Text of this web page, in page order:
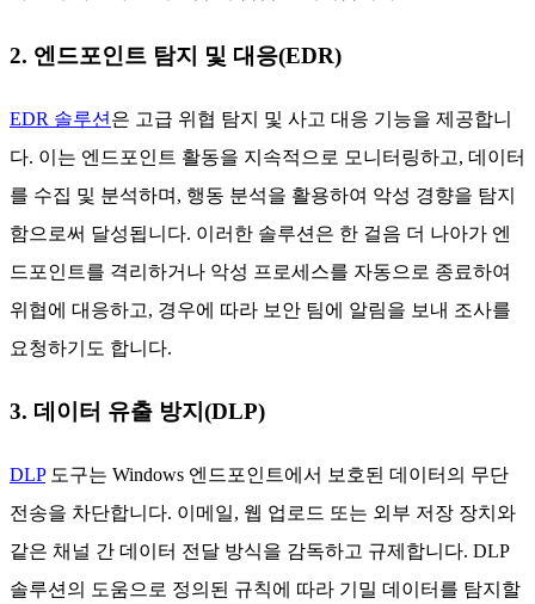
2. 엔드포인트 탐지 및 대응(EDR)
EDR 솔루션 은 고급 위협 탐지 및 사고 대응 기능을 제공합니
다. 이는 엔드포인트 활동을 지속적으로 모니터링하고, 데이터
를 수집 및 분석하며, 행동 분석을 활용하여 악성 경향을 탐지
함으로써 달성됩니다. 이러한 솔루션은 한 걸음 더 나아가 엔
드포인트를 격리하거나 악성 프로세스를 자동으로 종료하여
위협에 대응하고, 경우에 따라 보안 팀에 알림을 보내 조사를
요청하기도 합니다.
3. 데이터 유출 방지(DLP)
DLP도구는 Windows 엔드포인트에서 보호된 데이터의 무단
전송을 차단합니다. 이메일, 웹 업로드 또는 외부 저장 장치와
같은 채널 간 데이터 전달 방식을 감독하고 규제합니다. DLP
솔루션의 도움으로 정의된 규칙에 따라 기밀 데이터를 탐지할